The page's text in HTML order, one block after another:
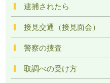
逮捕されたら
接見交通（接見面会）
警察の捜査
取調べの受け方